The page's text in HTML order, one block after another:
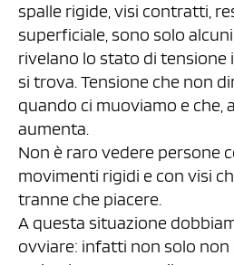
spalle rigide, visi contratti,
superficiale, sono solo
rivelano lo stato di tensione
si trova. Tensione che non
quando ci muoviamo e che,
aumenta.
Non è raro vedere persone
movimenti rigidi e con visi
tranne che piacere.
A questa situazione
ovviare: infatti non solo non